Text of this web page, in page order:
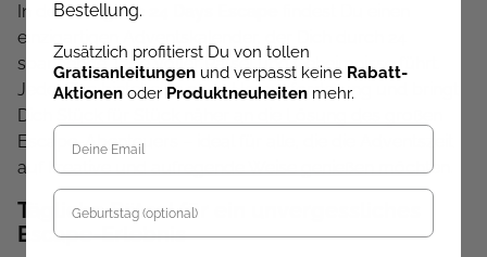
In der Kategorie
einzigartigen Adventskalender, der Dich durch 24
spannende Tage voller Rätsel und Geheimnisse führt.
Jeder Tag bietet eine neue Herausforderung und bringt
Dich Stück für Stück näher an die Lösung des großen
Escape-Abenteuers – ideal für alle, die die Adventszeit
auf kreative und aufregende Weise genießen möchten.
Tägliche Rätsel für ein unvergessliches
Escape-Erlebnis
Bestellung.
Zusätzlich profitierst Du von tollen
Gratisanleitungen und verpasst keine Rabatt-
Aktionen oder Produktneuheiten mehr.
Geburtstag